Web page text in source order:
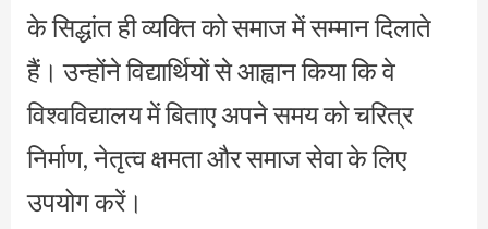
के सिद्धांत ही व्यक्ति को समाज में सम्मान दिलाते
हैं। उन्होंने विद्यार्थियों से आह्वान किया कि वे
विश्वविद्यालय में बिताए अपने समय को चरित्र
निर्माण, नेतृत्व क्षमता और समाज सेवा के लिए
उपयोग करें।